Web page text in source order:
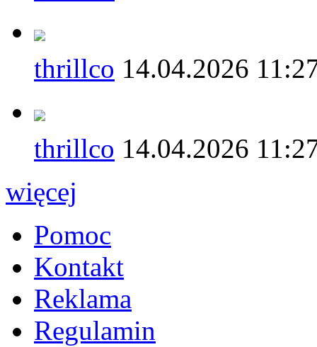
thrillco 14.04.2026
thrillco 14.04.2026
więcej
Pomoc
Kontakt
Reklama
Regulamin